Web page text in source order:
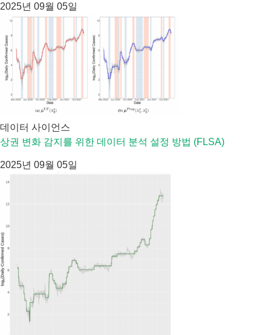
2025년 09월 05일
데이터 사이언스
상권 변화 감지를 위한 데이터 분석 설정 방법 (FLSA)
2025년 09월 05일